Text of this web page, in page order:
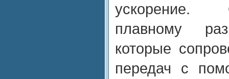
ускорение.
плавному
которые
передач с